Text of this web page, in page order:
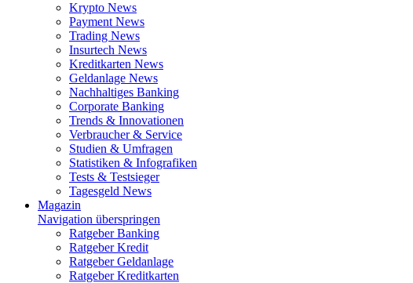
Krypto News
Payment News
Trading News
Insurtech News
Kreditkarten News
Geldanlage News
Nachhaltiges Banking
Corporate Banking
Trends & Innovationen
Verbraucher & Service
Studien & Umfragen
Statistiken & Infografiken
Tests & Testsieger
Tagesgeld News
Magazin
Navigation überspringen
Ratgeber Banking
Ratgeber Kredit
Ratgeber Geldanlage
Ratgeber Kreditkarten